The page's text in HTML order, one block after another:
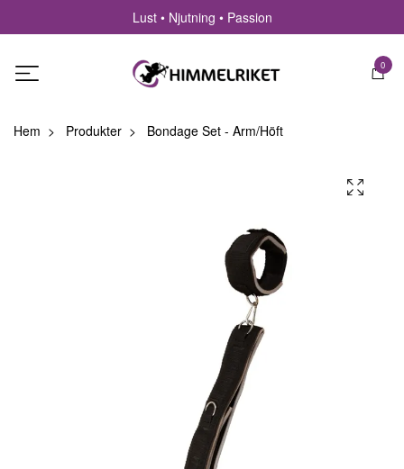
Lust • Njutning • Passion
0
Hem Produkter Bondage Set - Arm/Höft